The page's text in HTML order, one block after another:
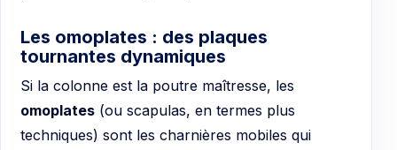
Les omoplates : des plaques
tournantes dynamiques
Si la colonne est la poutre maîtresse, les
omoplates (ou scapulas, en termes plus
techniques) sont les charnières mobiles qui